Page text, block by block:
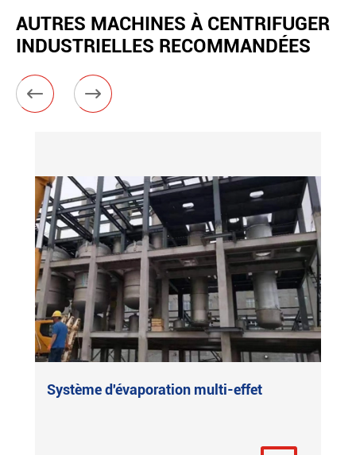
AUTRES MACHINES À CENTRIFUGER
INDUSTRIELLES RECOMMANDÉES
 
Système d'évaporation multi-effet